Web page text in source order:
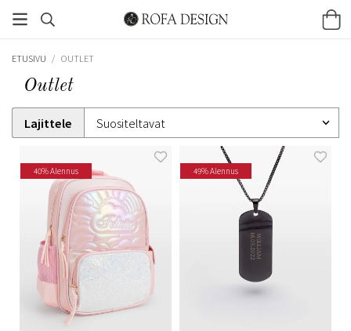
ETUSIVU / OUTLET
Outlet
Lajittele
40% Alennus 49% Alennus